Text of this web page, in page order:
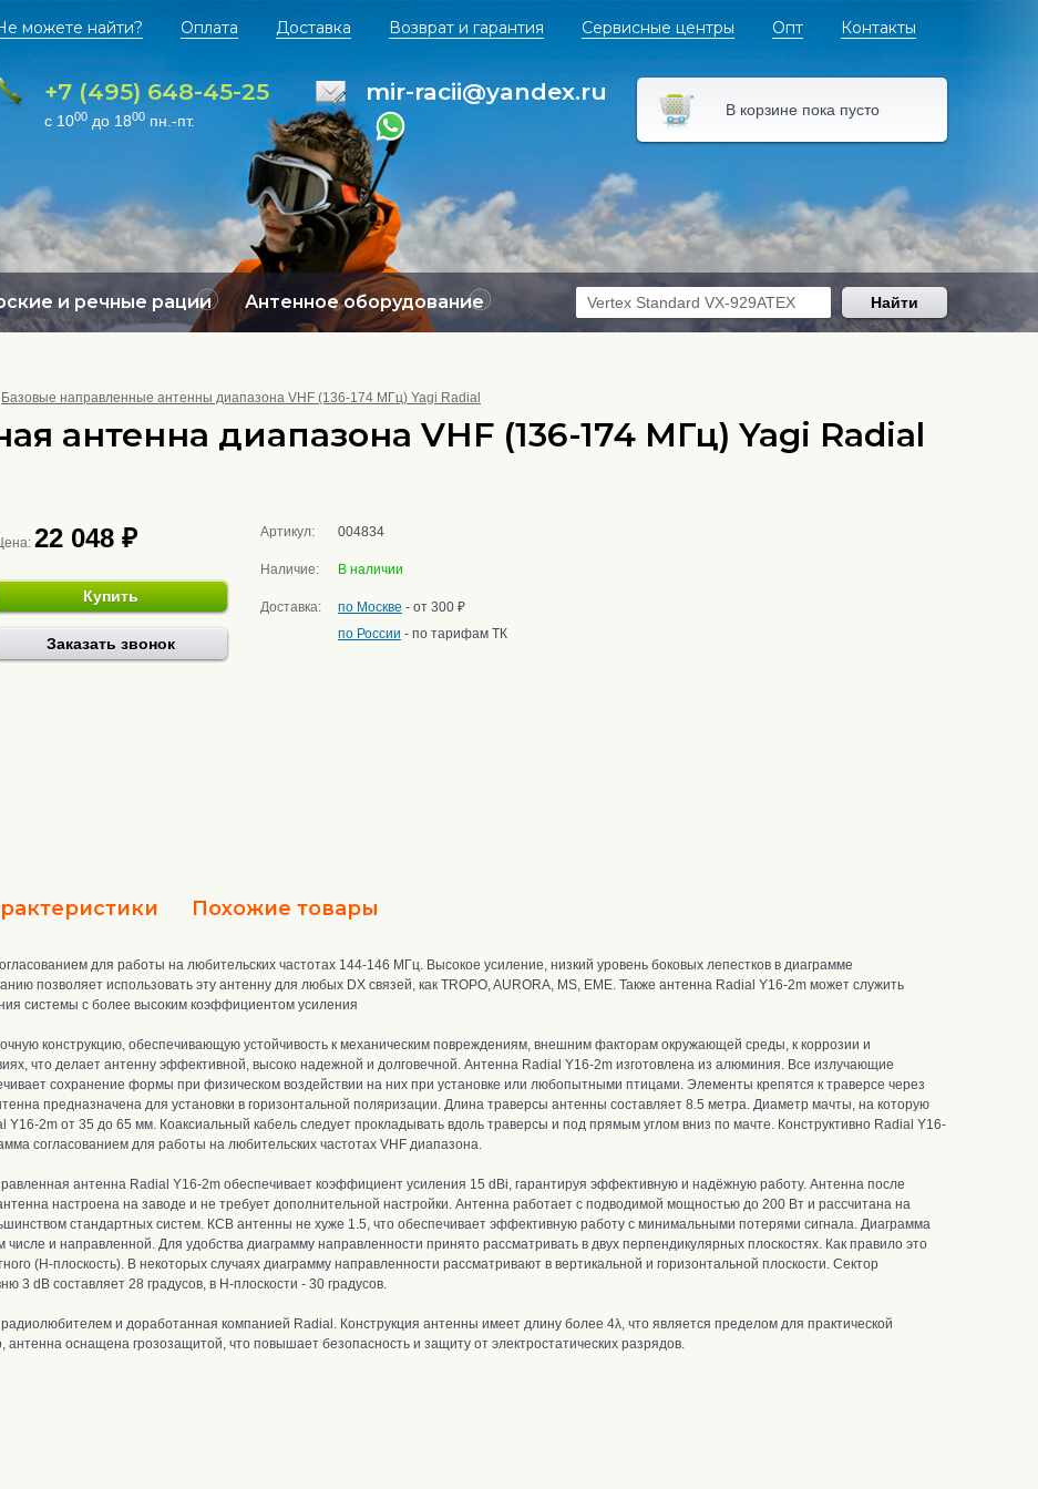
можете найти? Оплата Доставка Возврат и гарантия Сервисные центры Опт Контакты
+7 (495) 648-45-25
с 1000 до 1800 пн.-пт.
mir-racii@yandex.ru
В корзине пока пусто
и речные рации Антенное оборудование Найти
Базовые направленные антенны диапазона VHF (136-174 МГц) Yagi Radial
антенна диапазона VHF (136-174 МГц) Yagi Radial
22 048 ₽
Купить
Заказать звонок
Артикул: 004834
Наличие: В наличии
Доставка: по Москве - от 300 ₽
по России - по тарифам ТК
Похожие товары
для работы на любительских частотах 144-146 МГц. Высокое усиление, низкий уровень боковых лепестков в диаграмме
позволяет использовать эту антенну для любых DX связей, как TROPO, AURORA, MS, EME. Также антенна Radial Y16-2m может служить
системы с более высоким коэффициентом усиления
конструкцию, обеспечивающую устойчивость к механическим повреждениям, внешним факторам окружающей среды, к коррозии и
что делает антенну эффективной, высоко надежной и долговечной. Антенна Radial Y16-2m изготовлена из алюминия. Все излучающие
сохранение формы при физическом воздействии на них при установке или любопытными птицами. Элементы крепятся к траверсе через
предназначена для установки в горизонтальной поляризации. Длина траверсы антенны составляет 8.5 метра. Диаметр мачты, на которую
Y16-2m от 35 до 65 мм. Коаксиальный кабель следует прокладывать вдоль траверсы и под прямым углом вниз по мачте. Конструктивно Radial Y16-
согласованием для работы на любительских частотах VHF диапазона.
антенна Radial Y16-2m обеспечивает коэффициент усиления 15 dBi, гарантируя эффективную и надёжную работу. Антенна после
настроена на заводе и не требует дополнительной настройки. Антенна работает с подводимой мощностью до 200 Вт и рассчитана на
стандартных систем. КСВ антенны не хуже 1.5, что обеспечивает эффективную работу с минимальными потерями сигнала. Диаграмма
и направленной. Для удобства диаграмму направленности принято рассматривать в двух перпендикулярных плоскостях. Как правило это
(H-плоскость). В некоторых случаях диаграмму направленности рассматривают в вертикальной и горизонтальной плоскости. Сектор
3 dB составляет 28 градусов, в H-плоскости - 30 градусов.
и доработанная компанией Radial. Конструкция антенны имеет длину более 4λ, что является пределом для практической
антенна оснащена грозозащитой, что повышает безопасность и защиту от электростатических разрядов.